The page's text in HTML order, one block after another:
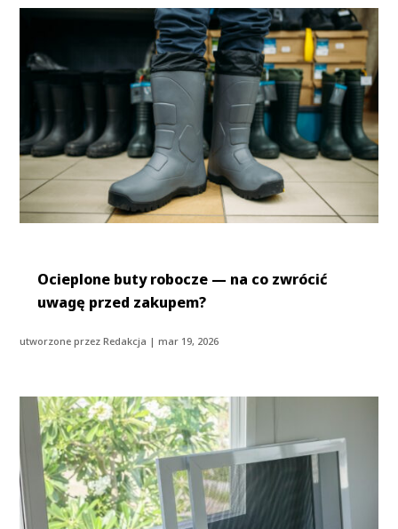
Ocieplone buty robocze — na co zwrócić
uwagę przed zakupem?
utworzone przezRedakcja |mar 19, 2026